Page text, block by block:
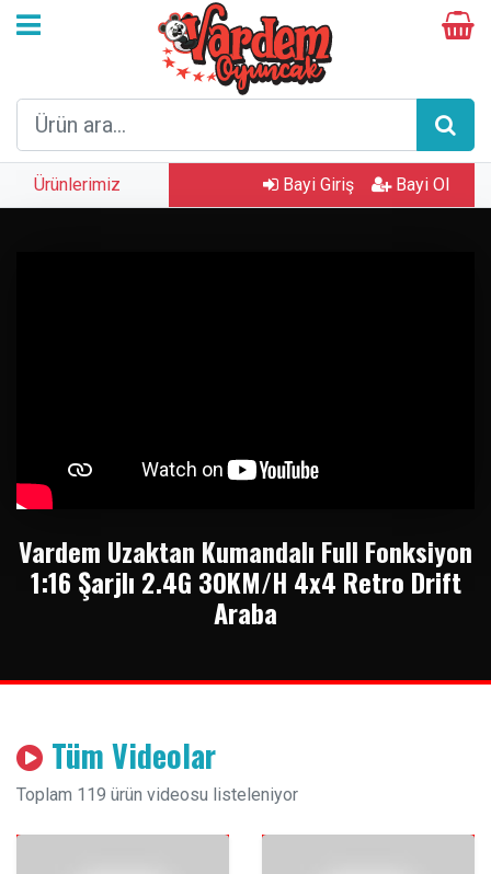
Ürünlerimiz Bayi Giriş Bayi Ol
Vardem Uzaktan Kumandalı Full Fonksiyon
1:16 Şarjlı 2.4G 30KM/H 4x4 Retro Drift
Araba
Tüm Videolar
Toplam 119 ürün videosu listeleniyor